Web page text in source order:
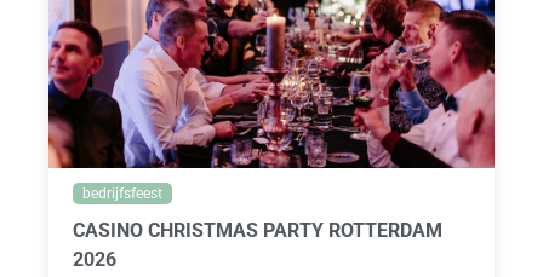
bedrijfsfeest
CASINO CHRISTMAS PARTY ROTTERDAM
2026